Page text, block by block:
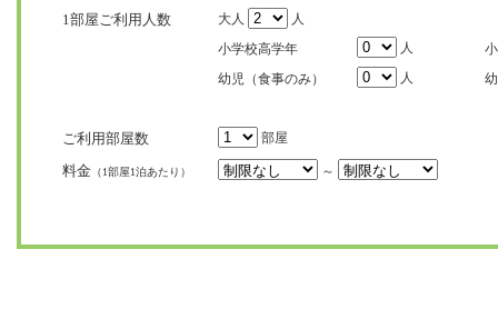
1部屋ご利用人数 大人
人
小学校高学年
人
幼児（食事のみ）
人
ご利用部屋数 部屋
料金 （1部屋1泊あたり） ～